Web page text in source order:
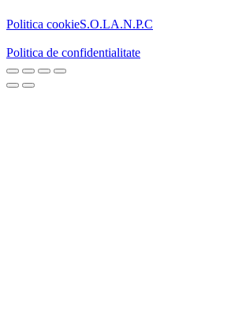
Politica cookieS.O.LA.N.P.C
Politica de confidentialitate